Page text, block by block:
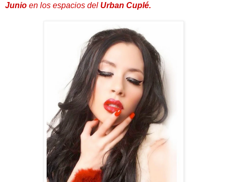
Junio en los espacios del Urban Cuplé.